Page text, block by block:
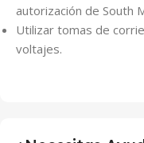
autorización de South
Utilizar tomas de
voltajes.